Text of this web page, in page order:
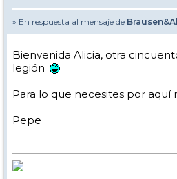
» En respuesta al mensaje de
Bienvenida Alicia, otra
legión
Para lo que necesites por aquí
Pepe